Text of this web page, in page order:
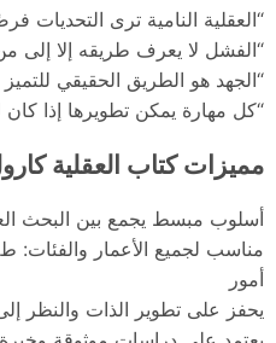
“العقلية النامية ترى التحديات
“الفشل لا يعرف طريقه إلا إلى
“الجهد هو الطريق الحقيقي
“كل مهارة يمكن تطويرها إذا كان
مميزات كتاب العقلية
أسلوب مبسط يجمع بين البحث
مناسب لجميع الأعمار والفئات:
أمور
يحفز على تطوير الذات والنظر